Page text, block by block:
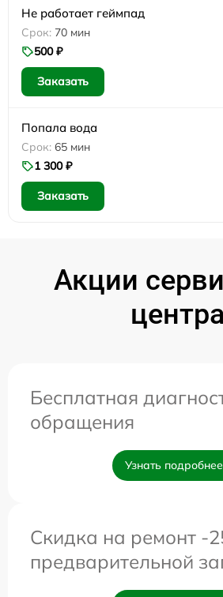
Не работает геймпад
70 мин
500 ₽
Заказать
Попала вода
65 мин
1 300 ₽
Заказать
Акции
центра
Бесплатная
обращения
Узнать подробнее
Скидка на ремонт -
предварительной